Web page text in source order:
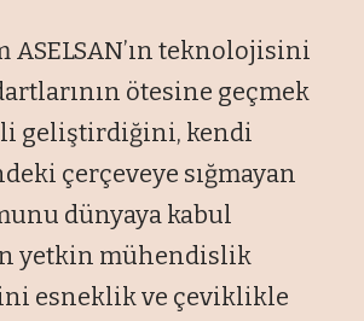
ASELSAN’ın teknolojisini
ötesine geçmek
geliştirdiğini, kendi
çerçeveye sığmayan
dünyaya kabul
yetkin mühendislik
esneklik ve çeviklikle